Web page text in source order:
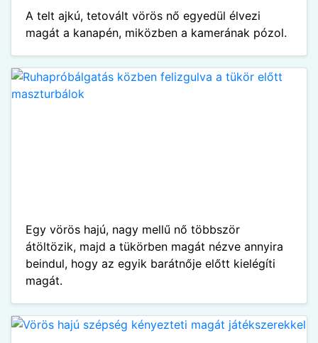
A telt ajkú, tetovált vörös nő egyedül élvezi
magát a kanapén, miközben a kamerának pózol.
Egy vörös hajú, nagy mellű nő többször
átöltözik, majd a tükörben magát nézve annyira
beindul, hogy az egyik barátnője előtt kielégíti
magát.